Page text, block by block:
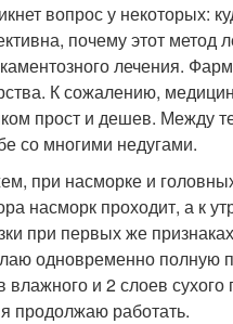
вопрос у некоторых:
почему этот метод
лечения.
К сожалению,
прост и дешев. Между
со многими недугами.
при насморке и
насморк проходит, а к
при первых же
одновременно полную
влажного и 2 слоев
продолжаю работать.